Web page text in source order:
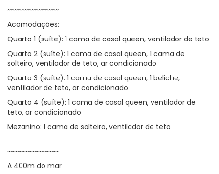
~~~~~~~~~~~~~~~
Acomodações:
Quarto 1 (suíte): 1 cama de casal queen, ventilador de teto
Quarto 2 (suíte): 1 cama de casal queen, 1 cama de
solteiro, ventilador de teto, ar condicionado
Quarto 3 (suíte): 1 cama de casal queen, 1 beliche,
ventilador de teto, ar condicionado
Quarto 4 (suíte): 1 cama de casal queen, ventilador de
teto, ar condicionado
Mezanino: 1 cama de solteiro, ventilador de teto
~~~~~~~~~~~~~~~
A 400m do mar